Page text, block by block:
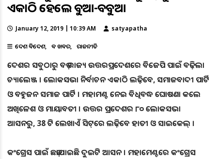
ଏକାଠି ହେଲେ ବୁଆ-ବବୁଆ
January 12, 2019 | 10:39 AM satyapatha
ଦେଶ ବିଦେଶ ବଡ ଖବର ରାଜନୀତି
ଦେଶର ସବୁଠାରୁ ବଡ଼ ରାଜ୍ୟ ଉତ୍ତରପ୍ରଦେଶରେ ବିଜେପି ପାଇଁ ବଢ଼ିଲା
ଚ୍ୟାଲେଞ୍ଜ । ଲୋକସଭା ନିର୍ବାଚନ ଏକାଠି ଲଢ଼ିବେ, ସମାଜବାଦୀ ପାର୍ଟି
ଓ ବହୁଜନ ସମାଜ ପାର୍ଟି । ମହାମଣ୍ଟ ନେଇ ବିଧିବଦ୍ଧ ଘୋଷଣା କଲେ
ଅଖିଳେଶ ଓ ମାୟାବତୀ । ଉତ୍ତର ପ୍ରଦେଶର ୮୦ ଲୋକସଭା
ଆସନରୁ, 38 ଟି ଲେଖାଏଁ ସିଟ୍‌ରେ ଲଢ଼ିବେ ହାତୀ ଓ ସାଇକେଲ୍‌ ।
କଂଗ୍ରେସ ପାଇଁ ଛଡ଼ାଯାଇଛି ଦୁଇଟି ଆସନ । ମହାମେଣ୍ଟରେ କଂଗ୍ରେସ